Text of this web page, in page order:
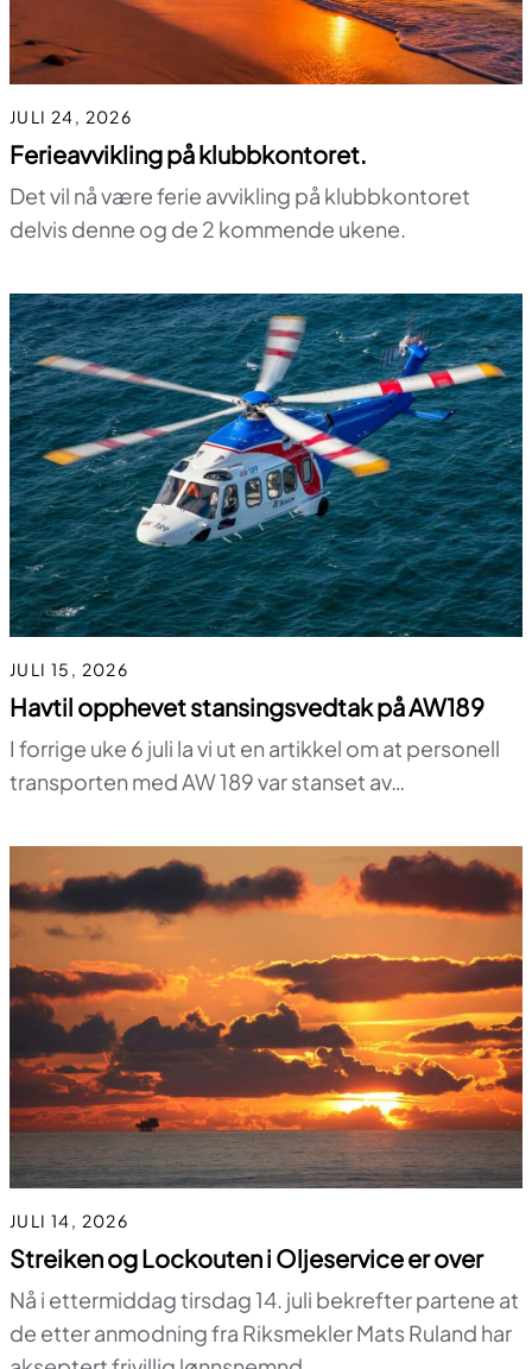
JULI 24, 2026
Ferieavvikling på klubbkontoret.
Det vil nå være ferie avvikling på klubbkontoret
delvis denne og de 2 kommende ukene.
JULI 15, 2026
Havtil opphevet stansingsvedtak på AW189
I forrige uke 6 juli la vi ut en artikkel om at personell
transporten med AW 189 var stanset av…
JULI 14, 2026
Streiken og Lockouten i Oljeservice er over
Nå i ettermiddag tirsdag 14. juli bekrefter partene at
de etter anmodning fra Riksmekler Mats Ruland har